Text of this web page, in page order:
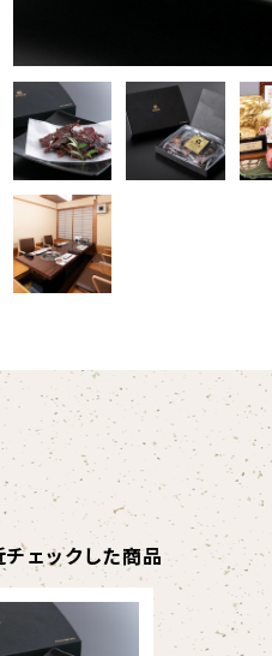
チェックした商品